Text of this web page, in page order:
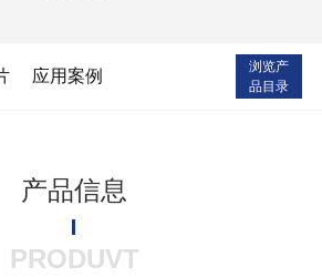
应用案例
浏览产
品目录
产品信息
PRODUVT